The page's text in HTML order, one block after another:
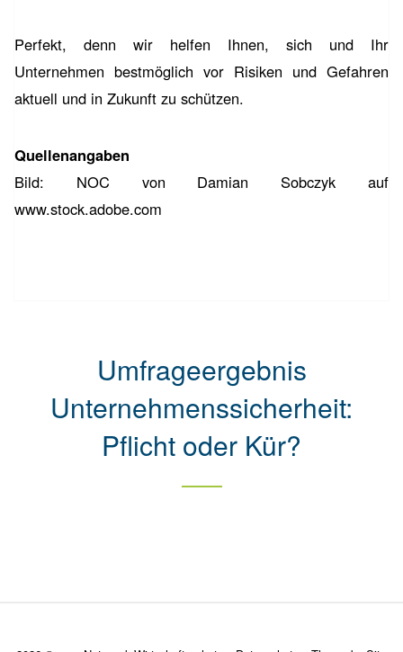
Perfekt, denn wir helfen Ihnen, sich und Ihr
Unternehmen bestmöglich vor Risiken und Gefahren
aktuell und in Zukunft zu schützen.
Quellenangaben
Bild: NOC von Damian Sobczyk auf
www.stock.adobe.com
Umfrageergebnis
Unternehmenssicherheit:
Pflicht oder Kür?